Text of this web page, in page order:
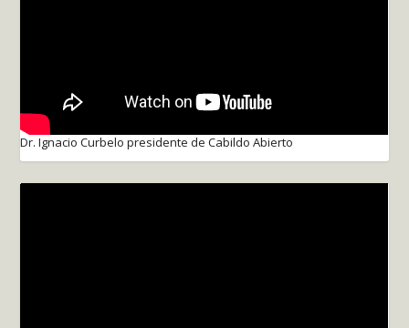
Dr. Ignacio Curbelo presidente de Cabildo Abierto